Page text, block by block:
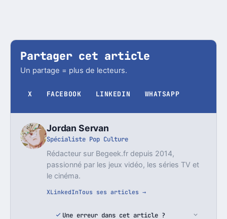
Partager cet article
Un partage = plus de lecteurs.
X FACEBOOK LINKEDIN WHATSAPP
Jordan Servan
Spécialiste Pop Culture
Rédacteur sur Begeek.fr depuis 2014,
passionné par les jeux vidéo, les séries TV et
le cinéma.
XLinkedInTous ses articles →
Une erreur dans cet article ?